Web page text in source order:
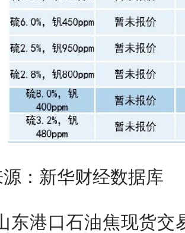
：新华财经数据库
东港口石油焦现货交